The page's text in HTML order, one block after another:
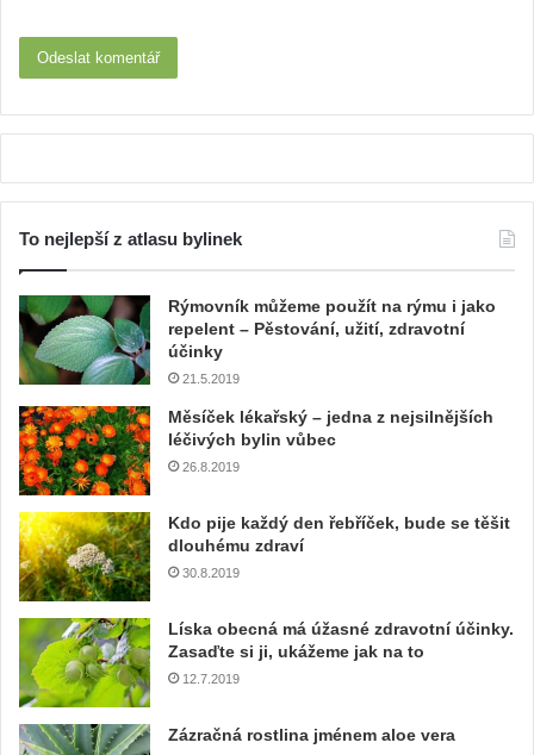
To nejlepší z atlasu bylinek
Rýmovník můžeme použít na rýmu i jako
repelent – Pěstování, užití, zdravotní
účinky
21.5.2019
Měsíček lékařský – jedna z nejsilnějších
léčivých bylin vůbec
26.8.2019
Kdo pije každý den řebříček, bude se těšit
dlouhému zdraví
30.8.2019
Líska obecná má úžasné zdravotní účinky.
Zasaďte si ji, ukážeme jak na to
12.7.2019
Zázračná rostlina jménem aloe vera